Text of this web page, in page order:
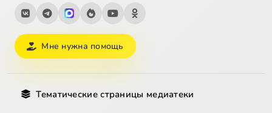
Мне нужна помощь
Тематические страницы медиатеки